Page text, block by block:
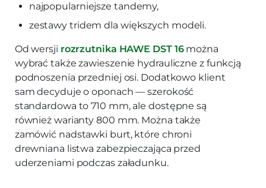
najpopularniejsze tandemy,
zestawy tridem dla większych modeli.
Od wersji rozrzutnika HAWE DST 16można
wybrać także zawieszenie hydrauliczne z funkcją
podnoszenia przedniej osi. Dodatkowo klient
sam decyduje o oponach — szerokość
standardowa to 710 mm, ale dostępne są
również warianty 800 mm. Można także
zamówić nadstawki burt, które chroni
drewniana listwa zabezpieczająca przed
uderzeniami podczas załadunku.